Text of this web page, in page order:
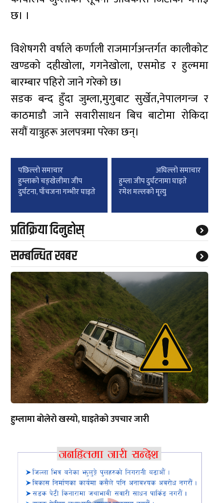
छ। ।
विशेषगरी वर्षाले कर्णाली राजमार्गअन्तर्गत कालीकोट
खण्डको दहीखोला, गगनेखोला, एसमोड र हुल्ममा
बारम्बार पहिरो जाने गरेको छ।
सडक बन्द हुँदा जुम्ला,मुगुबाट सुर्खेत,नेपालगन्ज र
काठमाडौ जाने सवारीसाधन बिच बाटोमा रोकिदा
सयौं यात्रुहरू अलपत्रमा परेका छन्।
Post
navigation
पछिल्लाे समाचार
हुम्लाको चङ्खेलीमा जीप
दुर्घटना, पाँचजना गम्भीर घाइते
अघिल्लाे समाचार
हुम्ला जीप दुर्घटनामा घाइते
रमेश मल्लको मृत्यु
प्रतिक्रिया दिनुहोस्
सम्बन्धित खबर
हुम्लामा बोलेरो खस्यो, घाइतेको उपचार जारी